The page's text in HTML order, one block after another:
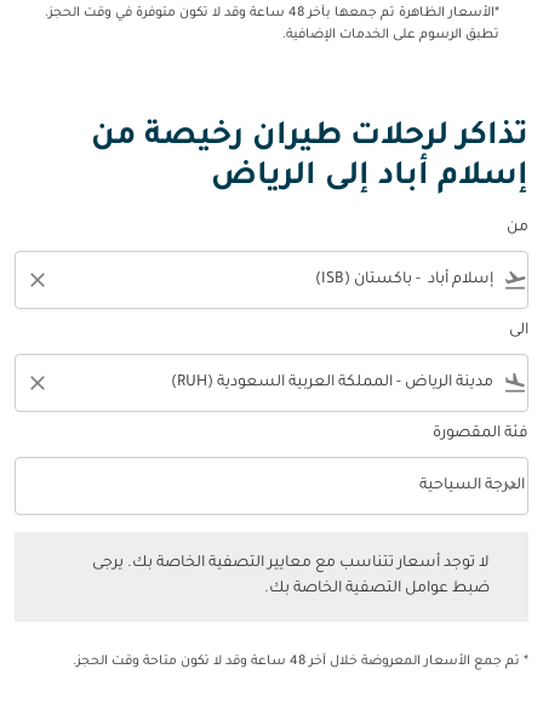
*الأسعار الظاهرة تم جمعها بآخر 48 ساعة وقد لا تكون متوفرة في وقت الحجز.
تطبق الرسوم على الخدمات الإضافية.
تذاكر لرحلات طيران رخيصة من
إسلام أباد إلى الرياض
من
flight_takeoff
close
الى
flight_land
close
فئة المقصورة
فئة المقصورة option الدرجة السياحية Selected
الدرجة السياحية
keyboard_arrow_down
لا توجد أسعار تتناسب مع معايير التصفية الخاصة بك. يرجى
ضبط عوامل التصفية الخاصة بك.
* تم جمع الأسعار المعروضة خلال آخر 48 ساعة وقد لا تكون متاحة وقت الحجز.